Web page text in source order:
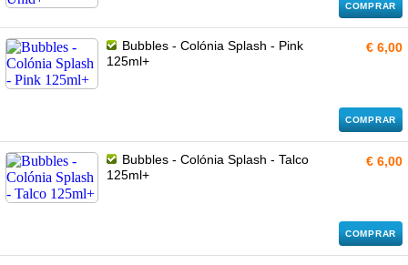
COMPRAR
Bubbles - Colónia Splash - Pink
125ml+
€ 6,00
COMPRAR
Bubbles - Colónia Splash - Talco
125ml+
€ 6,00
COMPRAR